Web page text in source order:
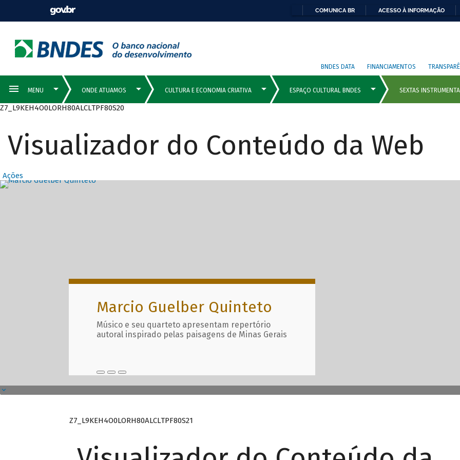
COMUNICA BR ACESSO À INFORMAÇÃO
BNDES DATA FINANCIAMENTOS
Z7_L9KEH4O0LORH80ALCLTPF80S20
Visualizador do Conteúdo da Web
Ações
Destaques Principais com
Marcio Guelber Quinteto
Músico e seu quarteto apresentam repertório
autoral inspirado pelas paisagens de Minas Gerais
Z7_L9KEH4O0LORH80ALCLTPF80S21